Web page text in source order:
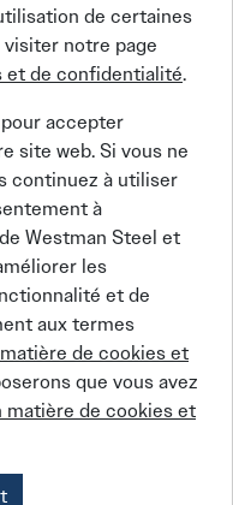
As: Grid View
X (Twitter)
YouTube
Buildings
Privacy Notice
de certaines
notre page
et de confidentialité.
accepter
site web. Si vous ne
continuez à utiliser
à
Westman Steel et
les
et de
aux termes
de cookies et
que vous avez
matière de cookies et